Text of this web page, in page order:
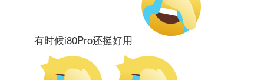
有时候i80Pro还挺好用